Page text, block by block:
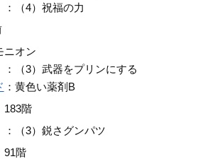
：（4）祝福の力
ニオン
：（3）武器をプリンにする
：黄色い薬剤B
183階
：（3）鋭さグンパツ
91階